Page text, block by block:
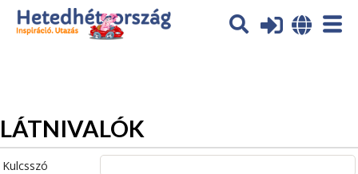
Az oldal sütiket (cookies) használ. További tájékoztatás itt:
Adatvédelmi tájékoztató
LÁTNIVALÓK
Kulcsszó